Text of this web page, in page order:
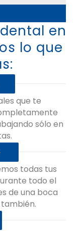
en
lo que
que te
sólo en
todas tus
todo el
de una boca